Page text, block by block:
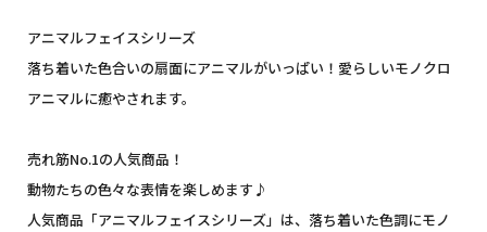
アニマルフェイスシリーズ
落ち着いた色合いの扇面にアニマルがいっぱい！愛らしいモノクロ
アニマルに癒やされます。
売れ筋No.1の人気商品！
動物たちの色々な表情を楽しめます♪
人気商品「アニマルフェイスシリーズ」は、落ち着いた色調にモノ